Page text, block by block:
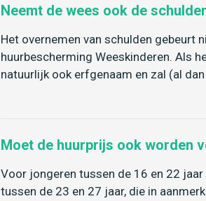
Neemt de wees ook de
Het overnemen van schulden gebeurt
huurbescherming Weeskinderen. Als
natuurlijk ook erfgenaam en zal (al
Moet de huurprijs ook worden
Voor jongeren tussen de 16 en 22
tussen de 23 en 27 jaar, die in